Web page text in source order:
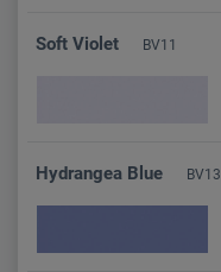
Soft Violet BV11
Hydrangea Blue BV13